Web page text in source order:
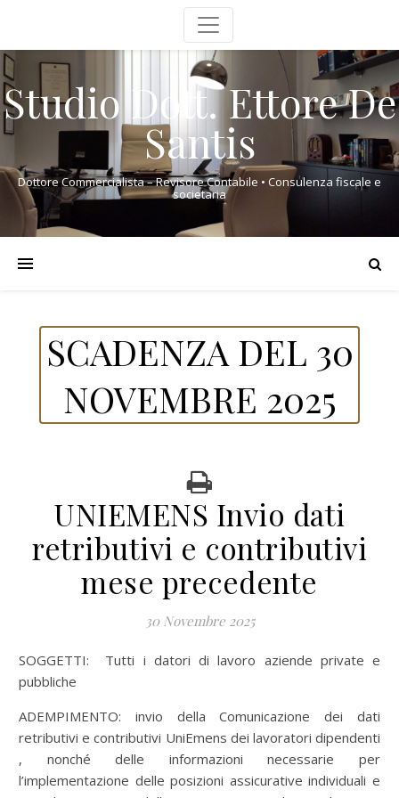
Studio Dott. Ettore De
Santis
Dottore Commercialista – Revisore Contabile • Consulenza fiscale e
societaria
SCADENZA DEL 30
NOVEMBRE 2025
UNIEMENS Invio dati
retributivi e contributivi
mese precedente
30 Novembre 2025
SOGGETTI: Tutti i datori di lavoro aziende private e
pubbliche
ADEMPIMENTO: invio della Comunicazione dei dati
retributivi e contributivi UniEmens dei lavoratori dipendenti
, nonché delle informazioni necessarie per
l’implementazione delle posizioni assicurative individuali e